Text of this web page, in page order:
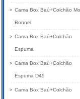
Cama Box Baú+Colchão
Bonnel
Cama Box Baú+Colchão
Espuma
Cama Box Baú+Colchão
Espuma D45
Cama Box Baú+Colchão